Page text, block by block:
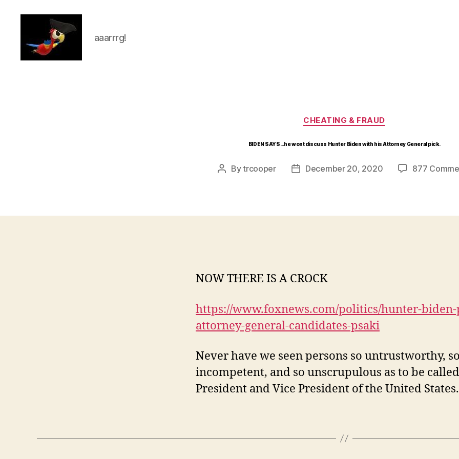
aaarrrg!
Categories
CHEATING & FRAUD
BIDEN SAYS…he wont discuss Hunter Biden with his Attorney General pick.
PostBytrcooper
PostDecember 20, 2020 877
NOW THERE IS A CROCK
https://www.foxnews.com/politics/hunter-
attorney-general-candidates-psaki
Never have we seen persons so untrustworthy, so
incompetent, and so unscrupulous as to be called
President and Vice President of the United States.